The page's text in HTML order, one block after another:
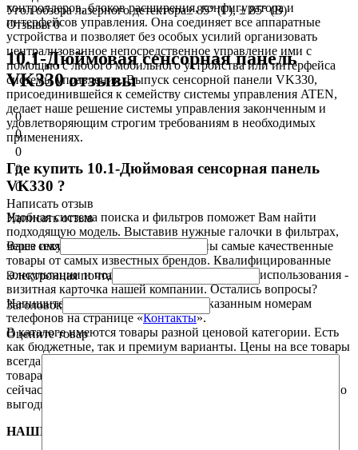
контроллеров, блоков расширения, конфигуратора и
интерфейсов управления. Она соединяет все аппаратные
устройства и позволяет без особых усилий организовать
централизованное непосредственное управление ими с
помощью с любого мобильного устройства или интерфейса
системы управления. Выпуск сенсорной панели VK330,
присоединившейся к семейству системы управления ATEN,
делает наше решение системы управления законченным и
удовлетворяющим строгим требованиям в необходимых
применениях.
Где купить 10.1-Дюймовая сенсорная панель
VK330 ?
Удобная система поиска и фильтров поможет Вам найти
подходящую модель. Выставив нужные галочки в фильтрах,
через секунду вам будут представлены самые качественные
товары от самых известных брендов. Квалифицированные
консультации и поддержка клиентов на этапе использования -
визитная карточка нашей компании. Остались вопросы?
Напишите в чат или позвоните, по указанным номерам
телефонов на странице «Контакты».
В каталоге имеются товары разной ценовой категории. Есть
как бюджетные, так и премиум варианты. Цены на все товары
всегда актуальны и доступны.
товара
сейчас! Мы поможем вам сделать правильный и максимально
выгодный для Вас выбор.
НАШИ ПРЕИМУЩЕСТВА.
Угол обзора лазерного детектора± 85° (Г), ± 85° (В)
Отзывы0
10.1-Дюймовая сенсорная панель
VK330 отзывы
0
0
0
0
0
Написать отзыв
Написать отзыв
Ваше имя
Электронная почта
Заголовок
Оцените товар